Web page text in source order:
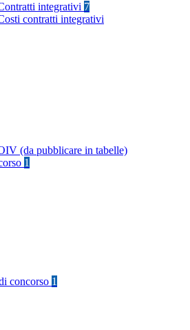
integrativi 7
contratti integrativi
(da pubblicare in tabelle)
1
concorso 1